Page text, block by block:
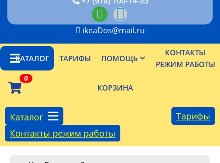
ikeaDos@mail.ru
КАТАЛОГ ТАРИФЫ ПОМОЩЬ
КОНТАКТЫ
РЕЖИМ РАБОТЫ
КОРЗИНА
0
Каталог
Тарифы
Контакты режим работы